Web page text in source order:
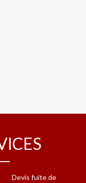
Devis fuite de